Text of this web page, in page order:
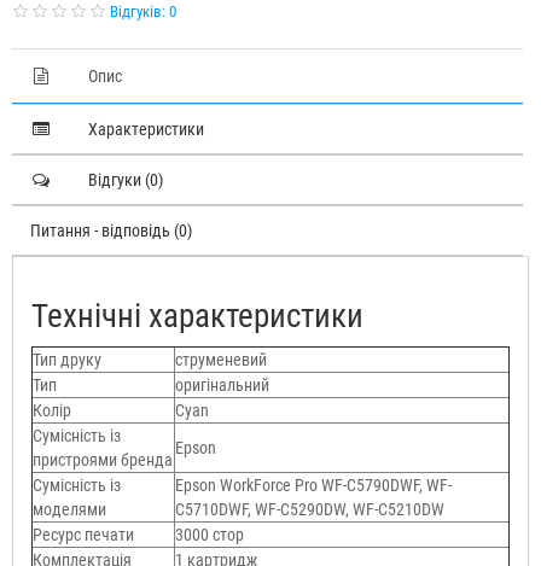
Відгуків: 0
Опис
Характеристики
Відгуки (0)
Питання - відповідь (0)
Технічні характеристики
Тип друку
струменевий
Тип
оригінальний
Колір
Cyan
Сумісність із
пристроями бренда
Epson
Сумісність із
моделями
Epson WorkForce Pro WF-C5790DWF, WF-
C5710DWF, WF-C5290DW, WF-C5210DW
Ресурс печати
3000 стор
Комплектація
1 картридж